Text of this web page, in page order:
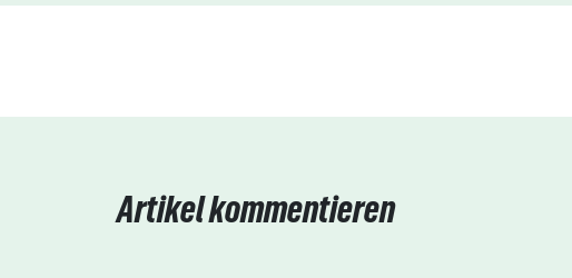
Artikel kommentieren